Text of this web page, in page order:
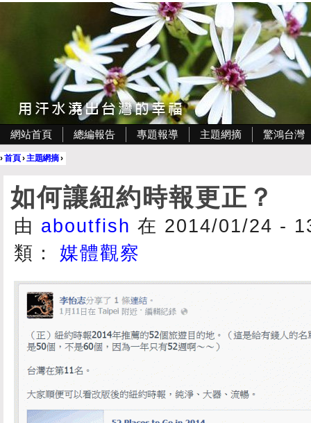
網站首頁 總編報告 專題報導 主題網摘 驚鴻台灣
›首頁›主題網摘›
如何讓紐約時報更正？
由 aboutfish 在 2014/01/24 -
類：
媒體觀察